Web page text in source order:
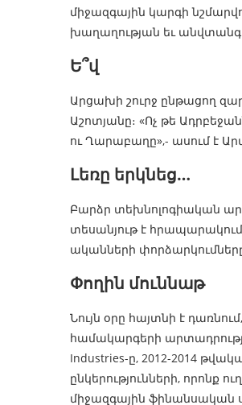
միջազգային կարգի
խաղաղության եւ
Ե՞վ
Արցախի շուրջ ընթացող
Աշոտյանը։ «Ոչ թե
ու Ղարաբաղը»,- ասում է
Լեռը երկնեց…
Բարձր տեխնոլոգիական
տեսանյութ է
ականների
Փողին մուննաթ
Նույն օրը հայտնի է
համակարգերի
Industries-ը, 2012-2014
ընկերությունների, որոնք
միջազգային ֆինանսական